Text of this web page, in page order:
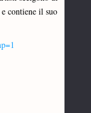
contiene il suo